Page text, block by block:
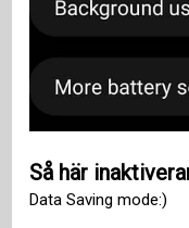
Så här
Data Saving mode:)